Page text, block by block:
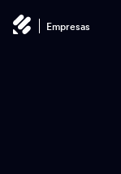
Empresas